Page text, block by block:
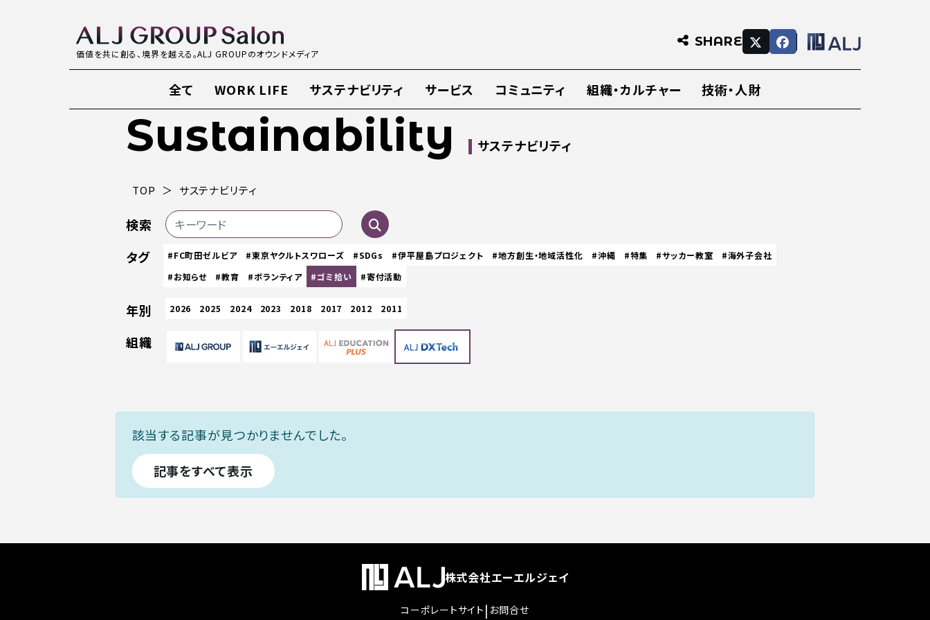
価値を共に創る、境界を越える。ALJ GROUPのオウンドメディア
SHARE
全て WORK LIFE サステナビリティ サービス コミュニティ 組織・カルチャー 技術・人財
Sustainability サステナビリティ
TOP サステナビリティ
検索
タグ
#FC町田ゼルビア #東京ヤクルトスワローズ #SDGs #伊平屋島プロジェクト #地方創生・地域活性化 #沖縄 #特集 #サッカー教室
#海外子会社
#お知らせ
#教育 #ボランティア #ゴミ拾い #寄付活動
年別 2026 2025 2024 2023 2018 2017 2012 2011
組織
該当する記事が見つかりませんでした。
記事をすべて表示
株式会社エーエルジェイ
コーポレートサイト | お問合せ